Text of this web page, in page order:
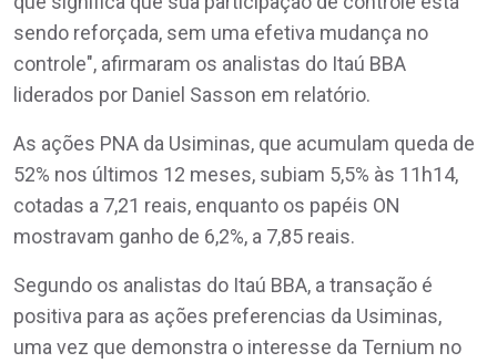
sendo reforçada, sem uma efetiva mudança no
controle", afirmaram os analistas do Itaú BBA
liderados por Daniel Sasson em relatório.
As ações PNA da Usiminas, que acumulam queda de
52% nos últimos 12 meses, subiam 5,5% às 11h14,
cotadas a 7,21 reais, enquanto os papéis ON
mostravam ganho de 6,2%, a 7,85 reais.
Segundo os analistas do Itaú BBA, a transação é
positiva para as ações preferencias da Usiminas,
uma vez que demonstra o interesse da Ternium no